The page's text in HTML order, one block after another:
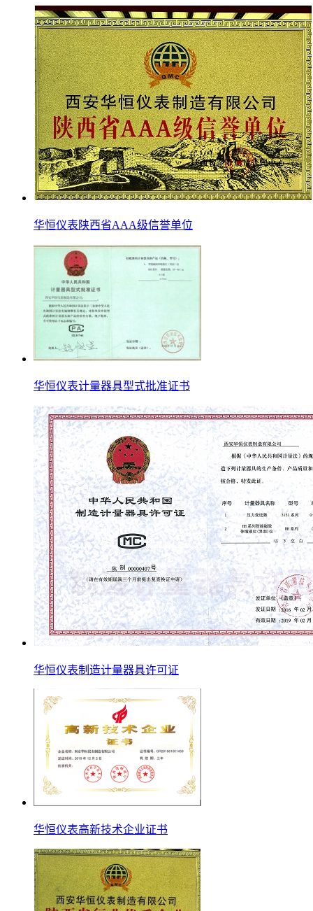
华恒仪表陕西省AAA级信誉单位
华恒仪表计量器具型式批准证书
华恒仪表制造计量器具许可证
华恒仪表高新技术企业证书